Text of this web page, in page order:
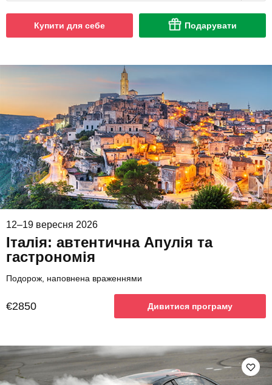
Купити для себе Подарувати
12–19 вересня 2026
Італія: автентична Апулія та
гастрономія
Подорож, наповнена враженнями
€2850 Дивитися програму